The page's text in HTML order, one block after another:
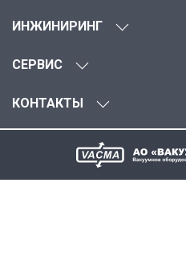
ИНЖИНИРИНГ
СЕРВИС
КОНТАКТЫ